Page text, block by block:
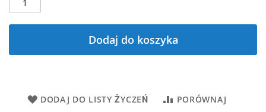
Dodaj do koszyka
DODAJ DO LISTY ŻYCZEŃ PORÓWNAJ